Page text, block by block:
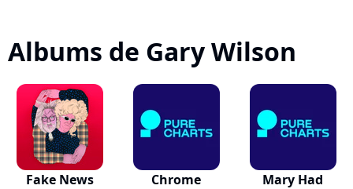
Albums de Gary Wilson
Fake News
Chrome
Mary Had